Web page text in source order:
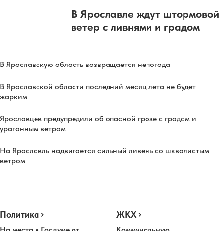
В Ярославле ждут штормовой
ветер с ливнями и градом
В Ярославскую область возвращается непогода
В Ярославской области последний месяц лета не будет
жарким
Ярославцев предупредили об опасной грозе с градом и
ураганным ветром
На Ярославль надвигается сильный ливень со шквалистым
ветром
Политика
На места в Госдуме от
ЖКХ
Коммунальную